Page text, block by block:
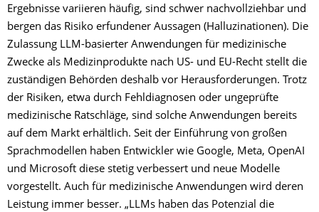
Ergebnisse variieren häufig, sind schwer nachvollziehbar und
bergen das Risiko erfundener Aussagen (Halluzinationen). Die
Zulassung LLM-basierter Anwendungen für medizinische
Zwecke als Medizinprodukte nach US- und EU-Recht stellt die
zuständigen Behörden deshalb vor Herausforderungen. Trotz
der Risiken, etwa durch Fehldiagnosen oder ungeprüfte
medizinische Ratschläge, sind solche Anwendungen bereits
auf dem Markt erhältlich. Seit der Einführung von großen
Sprachmodellen haben Entwickler wie Google, Meta, OpenAI
und Microsoft diese stetig verbessert und neue Modelle
vorgestellt. Auch für medizinische Anwendungen wird deren
Leistung immer besser. „LLMs haben das Potenzial die